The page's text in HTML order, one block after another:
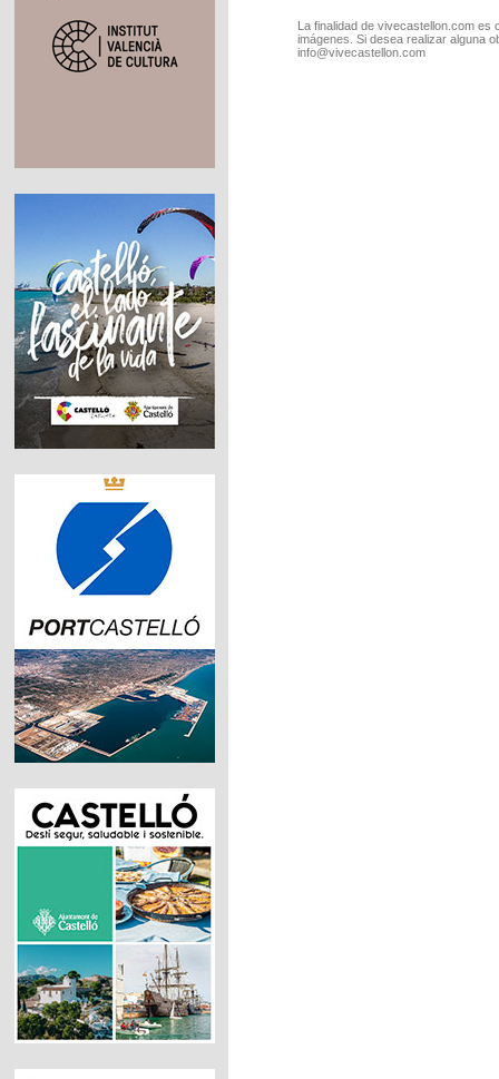
La finalidad de vivecastellon.com
imágenes. Si desea realizar alguna
info@vivecastellon.com